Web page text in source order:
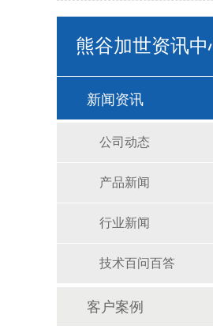
熊谷加世资讯中
新闻资讯
公司动态
产品新闻
行业新闻
技术百问百答
客户案例